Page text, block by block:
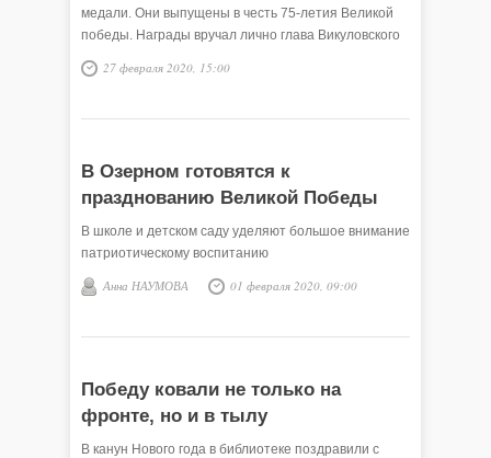
медали. Они выпущены в честь 75-летия Великой
победы. Награды вручал лично глава Викуловского
района. Вместе с …
27 февраля 2020, 15:00
В Озерном готовятся к
празднованию Великой Победы
В школе и детском саду уделяют большое внимание
патриотическому воспитанию
Анна НАУМОВА 01 февраля 2020, 09:00
Победу ковали не только на
фронте, но и в тылу
В канун Нового года в библиотеке поздравили с